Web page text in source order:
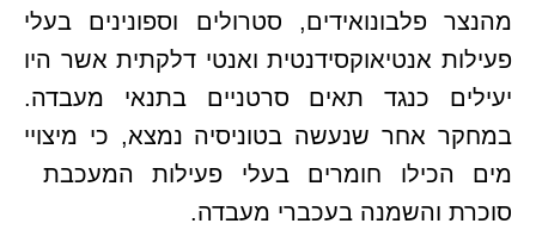
מהנצר פלבונואידים, סטרולים וספונינים בעלי
פעילות אנטיאוקסידנטית ואנטי דלקתית אשר היו
יעילים כנגד תאים סרטניים בתנאי מעבדה.
במחקר אחר שנעשה בטוניסיה נמצא, כי מיצויי
מים הכילו חומרים בעלי פעילות המעכבת
סוכרת והשמנה בעכברי מעבדה.